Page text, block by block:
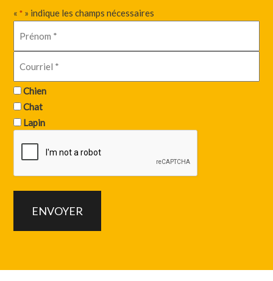
«* » indique les champs nécessaires
Chien
Chat
Lapin